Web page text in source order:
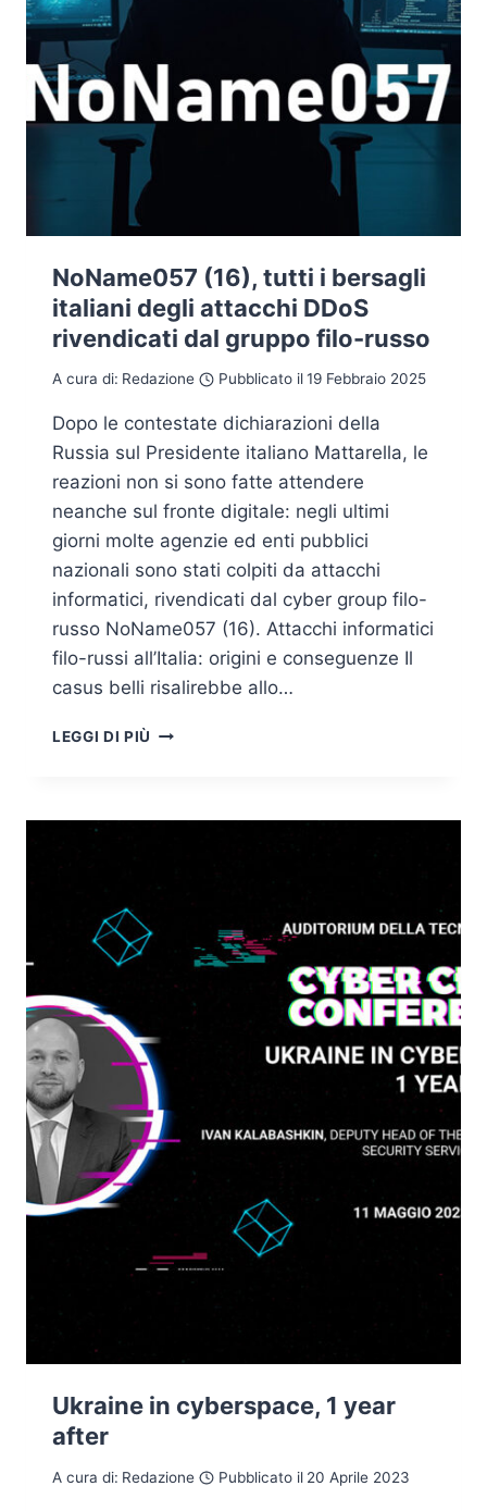
NoName057 (16), tutti i bersagli
italiani degli attacchi DDoS
rivendicati dal gruppo filo-russo
A cura di: Redazione Pubblicato il19 Febbraio 2025
Dopo le contestate dichiarazioni della
Russia sul Presidente italiano Mattarella, le
reazioni non si sono fatte attendere
neanche sul fronte digitale: negli ultimi
giorni molte agenzie ed enti pubblici
nazionali sono stati colpiti da attacchi
informatici, rivendicati dal cyber group filo-
russo NoName057 (16). Attacchi informatici
filo-russi all’Italia: origini e conseguenze Il
casus belli risalirebbe allo…
LEGGI DI PIÙ NONAME057
BERSAGLI
RIVENDICATI
GRUPPO
FILO-
Ukraine in cyberspace, 1 year
after
A cura di: Redazione Pubblicato il 20 Aprile 2023